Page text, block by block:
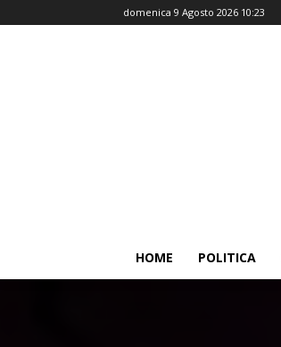
domenica 9 Agosto 2026 10:23
HOME POLITICA